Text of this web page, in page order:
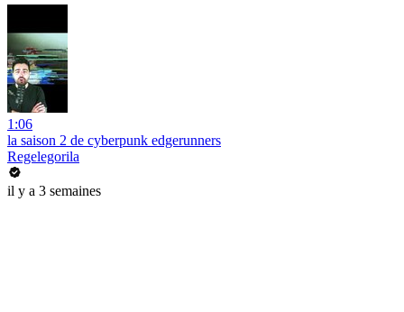
1:06
la saison 2 de cyberpunk edgerunners
Regelegorila
il y a 3 semaines